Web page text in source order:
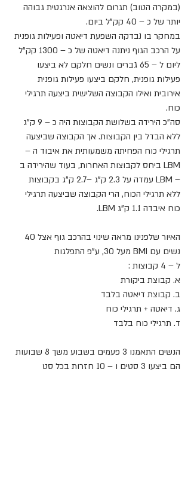
(במקרה הטוב) תגרום להוצאה אנרגטית גבוהה
יותר של כ – 40 קק"ל ביום.
במחקר בו נבדקה השפעת דיאטה ופעילות גופנית
על הרכב הגוף ניתנה דיאטה של כ – 1300 קק"ל
ליום ל – 65 גברים ונשים חלקם לא ביצעו
פעילות גופנית, חלקם ביצעו פעילות גופנית
אירובית ואילו הקבוצה השלישית ביצעה תרגילי
כוח.
סה"כ הירידה בשלושת הקבוצות היה כ – 9 ק"ג
ללא הבדל בין הקבוצות. אך הקבוצה שביצעה
תרגילי כוח הפחיתה משמעותית את איבוד ה –
LBM ביחס לקבוצות האחרות, בעוד שהירידה ב
– LBM עמדה על 2.3 ק"ג –2.7 ק"ג בקבוצות
ללא תרגילי הכוח, הרי הקבוצה שביצעה תרגילי
כוח איבדה 1.1 ק"ג LBM.
נשים עם BMI מעל 30, ע"פ התפלגות
ל – 4 קבוצות :
א. קבוצת ביקורת
ב. קבוצת דיאטה בלבד
ג. דיאטה + תרגילי כוח
ד. תרגילי כוח בלבד
הנשים התאמנו 3 פעמים בשבוע משך 8 שבועות
הם ביצעו 3 סטים ו – 10 חזרות בכל סט